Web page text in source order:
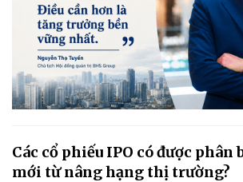
Các cổ phiếu IPO có được phân
mới từ nâng hạng thị trường?